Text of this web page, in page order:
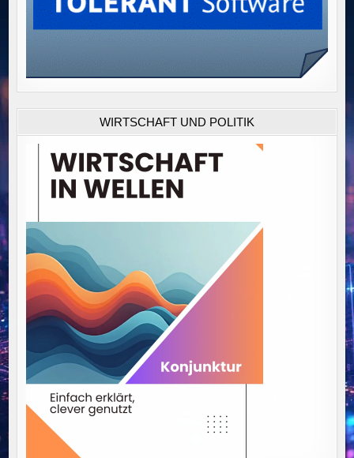
WIRTSCHAFT UND POLITIK